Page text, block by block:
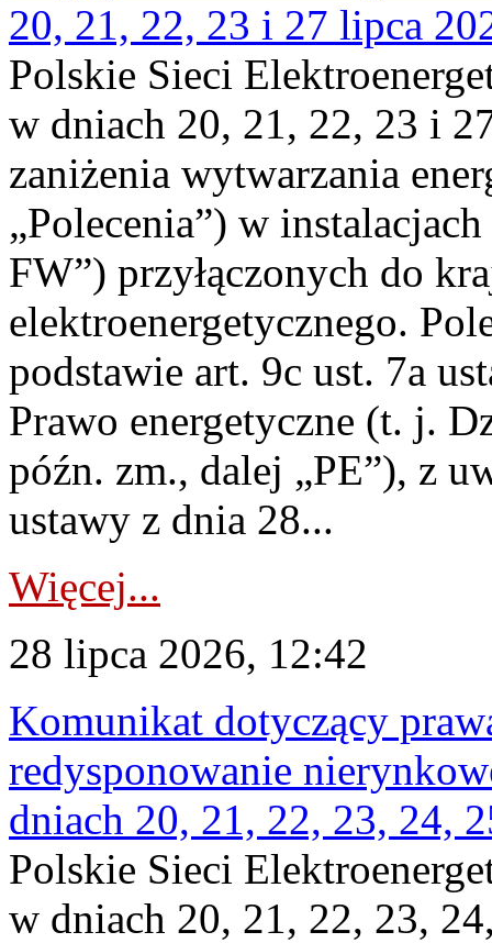
20, 21, 22, 23 i 27 lipca
Polskie Sieci
w dniach 20, 21, 22, 23 i
zaniżenia wytwarzania
„Polecenia”) w
FW”) przyłączonych do
elektroenergetycznego.
podstawie art. 9c ust. 7a
Prawo energetyczne (t. j.
późn. zm., dalej „PE”), z
ustawy z dnia 28...
Więcej...
28 lipca 2026, 12:42
Komunikat dotyczący
redysponowanie
dniach 20, 21, 22, 23, 24,
Polskie Sieci
w dniach 20, 21, 22, 23,